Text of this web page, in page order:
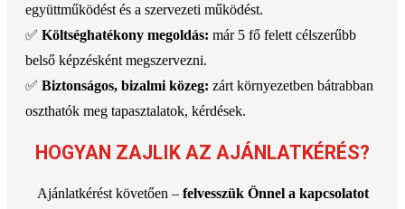
együttműködést és a szervezeti működést.
✅ Költséghatékony megoldás: már 5 fő felett célszerűbb
belső képzésként megszervezni.
✅ Biztonságos, bizalmi közeg: zárt környezetben bátrabban
oszthatók meg tapasztalatok, kérdések.
HOGYAN ZAJLIK AZ AJÁNLATKÉRÉS?
Ajánlatkérést követően – felvesszük Önnel a kapcsolatot